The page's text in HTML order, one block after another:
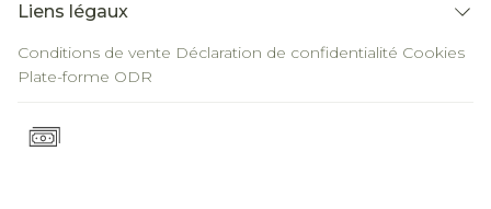
Liens légaux
Conditions de vente Déclaration de confidentialité Cookies
Plate-forme ODR